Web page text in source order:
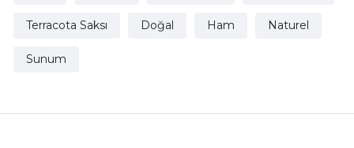
Terracota Saksı Doğal Ham Naturel
Sunum